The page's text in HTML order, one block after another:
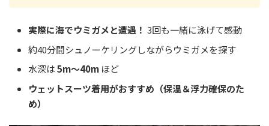
実際に海でウミガメと遭遇！ 3回も一緒に泳げて感動
約40分間シュノーケリングしながらウミガメを探す
水深は5m～40m ほど
ウェットスーツ着用がおすすめ（保温＆浮力確保のた
め）